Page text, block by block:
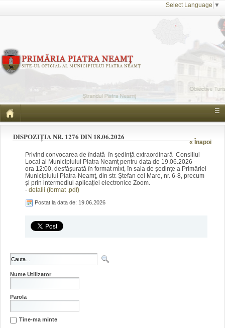
Select Language ▼
☰
« Înapoi
DISPOZIȚIA NR. 1276 DIN 18.06.2026
Privind convocarea de îndată în şedinţă extraordinară Consiliul
Local al Municipiului Piatra Neamţ pentru data de 19.06.2026 –
ora 12:00, desfășurată în format mixt, în sala de ședințe a Primăriei
Municipiului Piatra-Neamț, din str. Ștefan cel Mare, nr. 6-8, precum
și prin intermediul aplicației electronice Zoom.
- detalii (format .pdf)
Postat la data de: 19.06.2026
Nume Utilizator
Parola
Tine-ma minte